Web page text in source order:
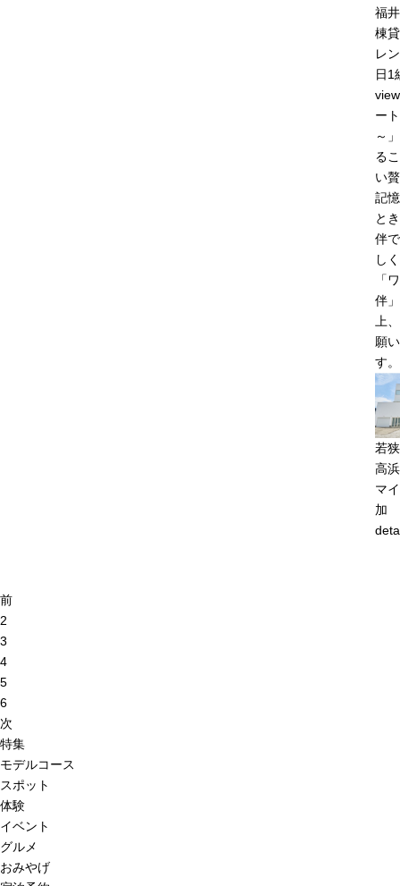
福
棟
レ
日1
ー
～
る
い
記
と
伴
し
「
伴
上
願
す。
若
高
マ
加
前
2
3
4
5
6
次
特集
モデルコース
スポット
体験
イベント
グルメ
おみやげ